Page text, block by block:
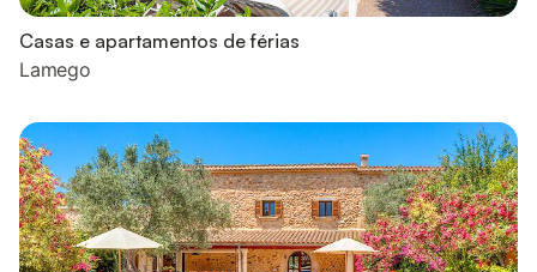
Casas e apartamentos de férias
Lamego